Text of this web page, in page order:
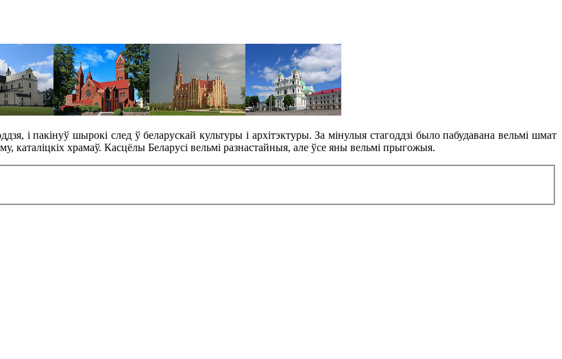
і пакінуў шырокі след ў беларускай культуры і архітэктуры. За мінулыя стагоддзі было пабудавана вельмі шмат
каталіцкіх храмаў. Касцёлы Беларусі вельмі разнастайныя, але ўсе яны вельмі прыгожыя.